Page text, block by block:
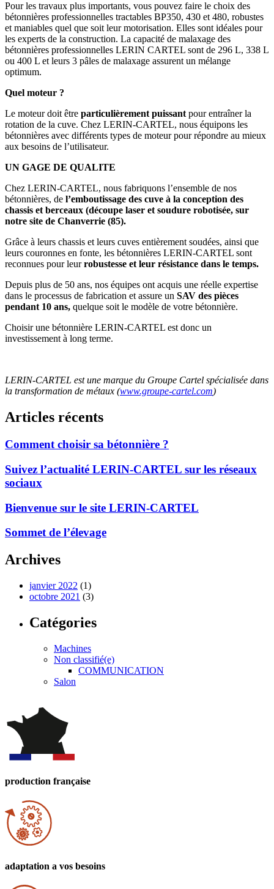
Pour les travaux plus importants, vous pouvez faire le choix des
bétonnières professionnelles tractables BP350, 430 et 480, robustes
et maniables quel que soit leur motorisation. Elles sont idéales pour
les experts de la construction. La capacité de malaxage des
bétonnières professionnelles LERIN CARTEL sont de 296 L, 338 L
ou 400 L et leurs 3 pâles de malaxage assurent un mélange
optimum.
Quel moteur ?
Le moteur doit être particulièrement puissant pour entraîner la
rotation de la cuve. Chez LERIN-CARTEL, nous équipons les
bétonnières avec différents types de moteur pour répondre au mieux
aux besoins de l’utilisateur.
UN GAGE DE QUALITE
Chez LERIN-CARTEL, nous fabriquons l’ensemble de nos
bétonnières, de l’emboutissage des cuve à la conception des
chassis et berceaux (découpe laser et soudure robotisée, sur
notre site de Chanverrie (85).
Grâce à leurs chassis et leurs cuves entièrement soudées, ainsi que
leurs couronnes en fonte, les bétonnières LERIN-CARTEL sont
reconnues pour leurrobustesse et leur résistance dans le temps.
Depuis plus de 50 ans, nos équipes ont acquis une réelle expertise
dans le processus de fabrication et assure un SAV des pièces
pendant 10 ans, quelque soit le modèle de votre bétonnière.
Choisir une bétonnière LERIN-CARTEL est donc un
investissement à long terme.
LERIN-CARTEL est une marque du Groupe Cartel spécialisée dans
la transformation de métaux (www.groupe-cartel.com)
Articles récents
Comment choisir sa bétonnière ?
Suivez l’actualité LERIN-CARTEL sur les réseaux
sociaux
Bienvenue sur le site LERIN-CARTEL
Sommet de l’élevage
Archives
janvier 2022 (1)
octobre 2021 (3)
Catégories
Machines
Non classifié(e)
COMMUNICATION
Salon
production française
adaptation a vos besoins